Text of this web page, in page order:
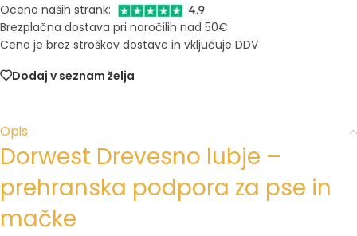
Ocena naših strank:
Brezplačna dostava pri naročilih nad 50€
Cena je brez stroškov dostave in vključuje DDV
Dodaj v seznam želja
Opis
Dorwest Drevesno lubje –
prehranska podpora za pse in
mačke